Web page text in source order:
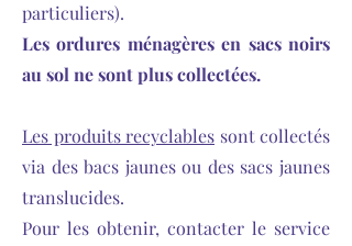
particuliers).
Les ordures ménagères en sacs noirs
au sol ne sont plus collectées.
Les produits recyclables sont collectés
via des bacs jaunes ou des sacs jaunes
translucides.
Pour les obtenir, contacter le service